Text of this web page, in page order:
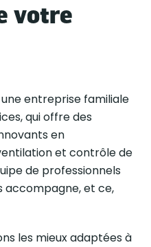
votre
entreprise familiale
qui offre des
en
et contrôle de
de professionnels
accompagne, et ce,
les mieux adaptées à